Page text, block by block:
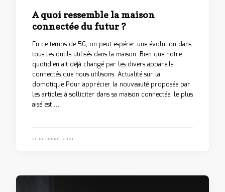
A quoi ressemble la maison
connectée du futur ?
En ce temps de 5G, on peut espérer une évolution dans
tous les outils utilisés dans la maison. Bien que notre
quotidien ait déjà changé par les divers appareils
connectés que nous utilisons. Actualité sur la
domotique Pour apprécier la nouveauté proposée par
les articles à solliciter dans sa maison connectée, le plus
aisé est …
13 OCTOBRE 2021